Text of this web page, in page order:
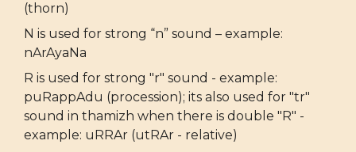
(thorn)
N is used for strong “n” sound – example:
nArAyaNa
R is used for strong "r" sound - example:
puRappAdu (procession); its also used for "tr"
sound in thamizh when there is double "R" -
example: uRRAr (utRAr - relative)